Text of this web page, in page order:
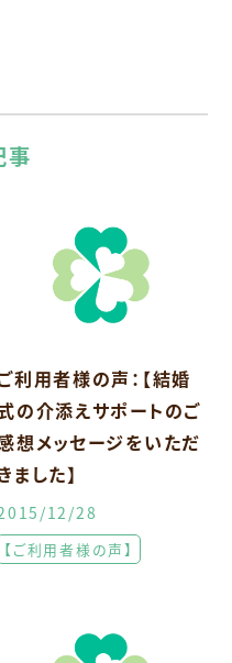
事
利用者様の声：【結婚
の介添えサポートのご
想メッセージをいただ
ました】
12/28
【ご利用者様の声】